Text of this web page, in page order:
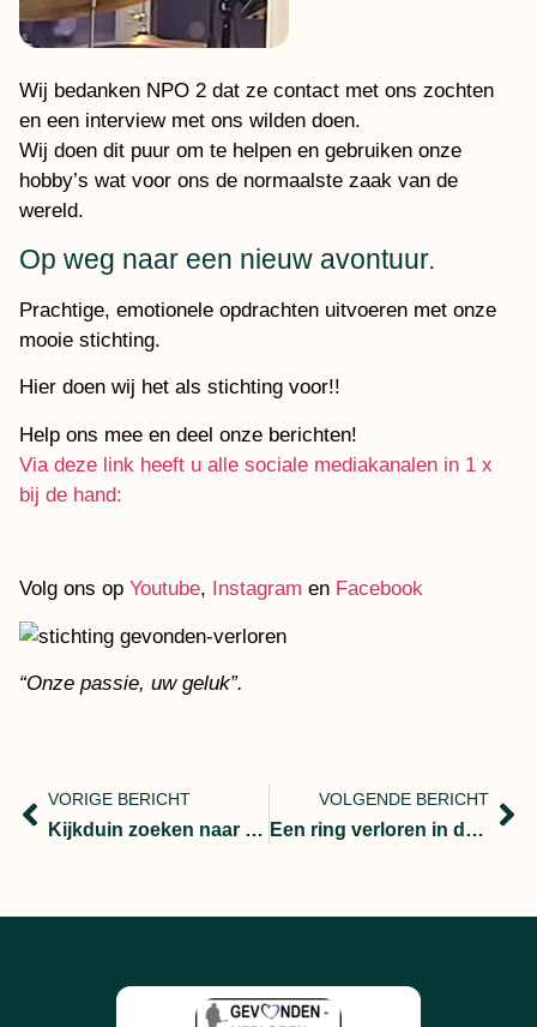
Wij bedanken NPO 2 dat ze contact met ons zochten
en een interview met ons wilden doen.
Wij doen dit puur om te helpen en gebruiken onze
hobby’s wat voor ons de normaalste zaak van de
wereld.
Op weg naar een nieuw avontuur.
Prachtige, emotionele opdrachten uitvoeren met onze
mooie stichting.
Hier doen wij het als stichting voor!!
Help ons mee en deel onze berichten!
Via deze link heeft u alle sociale mediakanalen in 1 x
bij de hand:
Volg ons op Youtube, Instagram en Facebook
“Onze passie, uw geluk”.
VORIGE BERICHT
Kijkduin zoeken naar een speld(ring) in de zandberg.
VOLGENDE BERICHT
Een ring verloren in de garage kunnen jullie daar ook bij helpen?